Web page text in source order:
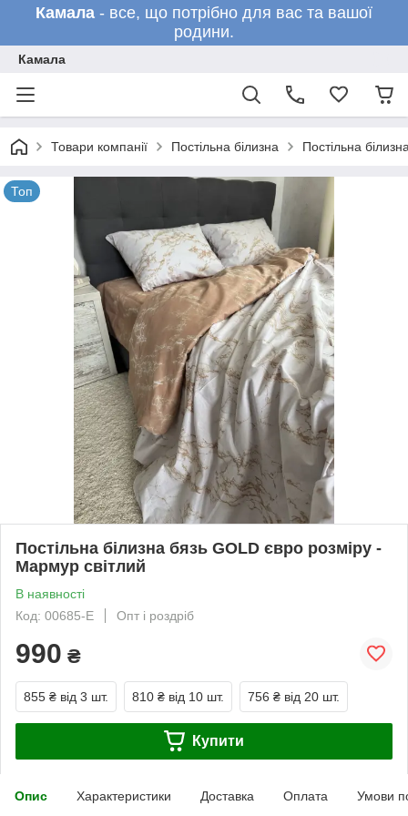
Камала - все, що потрібно для вас та вашої
родини.
Камала
Товари компанії Постільна білизна Постільна
Топ
Постільна білизна бязь GOLD євро розміру -
Мармур світлий
В наявності
Код: 00685-E
Опт і роздріб
990 ₴
855 ₴ від 3 шт. 810 ₴ від 10 шт. 756 ₴ від 20 шт.
Купити
Опис Характеристики Доставка Оплата Умови